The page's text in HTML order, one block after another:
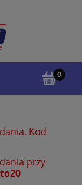
Kod
przy